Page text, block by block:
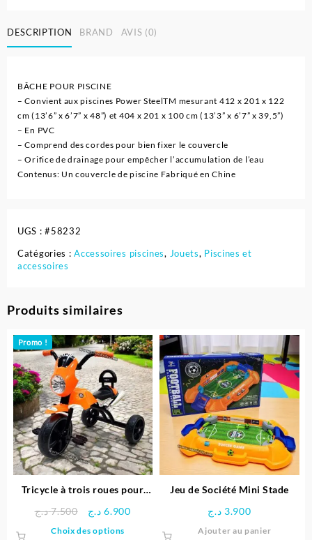
piscine
avec
412
x
201
x
122
cm
DESCRIPTION BRAND AVIS (0)
BÂCHE POUR PISCINE
– Convient aux piscines Power SteelTM mesurant 412 x 201 x 122
cm (13’6” x 6’7” x 48”) et 404 x 201 x 100 cm (13’3” x 6’7” x 39,5”)
– En PVC
– Comprend des cordes pour bien fixer le couvercle
– Orifice de drainage pour empêcher l’accumulation de l’eau
Contenus: Un couvercle de piscine Fabriqué en Chine
UGS :#58232
Catégories :Accessoires piscines, Jouets, Piscines et
accessoires
Produits similaires
Promo !
Tricycle à trois roues pour
7.500 د.ج
Le
6.900 د.ج
Le
Choix des options
Jeu de Société Mini Stade
3.900 د.ج
Ajouter au panier